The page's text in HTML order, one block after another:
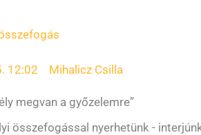
12:02 Mihalicz Csilla
megvan a győzelemre”
összefogással nyerhetünk -